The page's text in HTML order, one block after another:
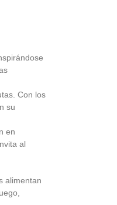
Con los
su
en
al
alimentan